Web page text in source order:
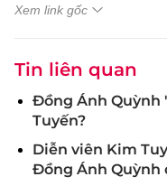
Xem link gốc
Tin liên quan
Đồng Ánh Quỳnh
Tuyến?
Diễn viên Kim
Đồng Ánh Quỳnh